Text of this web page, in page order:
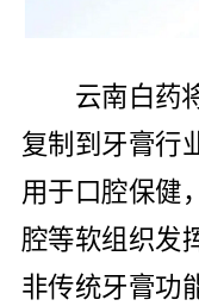
云南白药
复制到牙膏行
用于口腔保健
腔等软组织发
非传统牙膏功